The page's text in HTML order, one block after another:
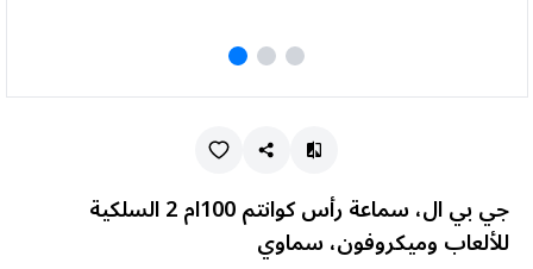
جي بي ال، سماعة رأس كوانتم 100ام 2 السلكية
للألعاب وميكروفون، سماوي